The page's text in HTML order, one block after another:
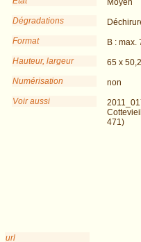
Moyen
Dégradations
Format
B : max.
Hauteur, largeur
65 x
Numérisation
non
Voir aussi
471)
url